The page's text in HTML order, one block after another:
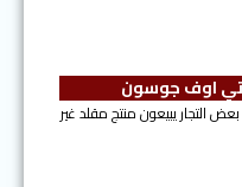
اوف جوسون
يبيعون منتج مقلد غير